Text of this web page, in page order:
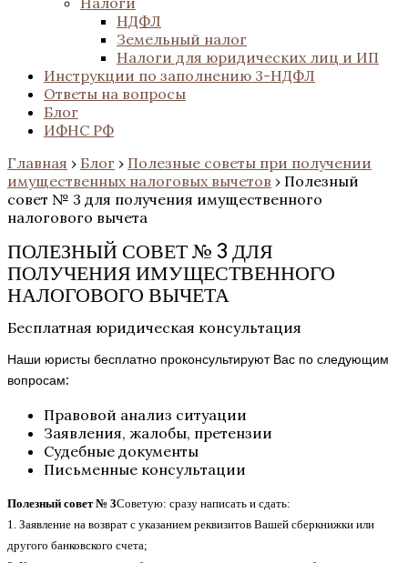
НДФЛ
Земельный налог
Налоги для юридических лиц и ИП
Инструкции по заполнению 3-НДФЛ
Ответы на вопросы
Блог
ИФНС РФ
Главная › Блог › Полезные советы при получении
имущественных налоговых вычетов › Полезный
совет № 3 для получения имущественного
налогового вычета
ПОЛЕЗНЫЙ СОВЕТ № 3 ДЛЯ
ПОЛУЧЕНИЯ ИМУЩЕСТВЕННОГО
НАЛОГОВОГО ВЫЧЕТА
Бесплатная юридическая консультация
Наши юристы бесплатно проконсультируют Вас по следующим
вопросам:
Правовой анализ ситуации
Заявления, жалобы, претензии
Судебные документы
Письменные консультации
Полезный совет № 3Советую: сразу написать и сдать:
1. Заявление на возврат с указанием реквизитов Вашей сберкнижки или
другого банковского счета;